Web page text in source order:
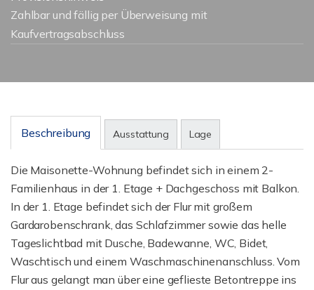
Zahlbar und fällig per Überweisung mit
Kaufvertragsabschluss
Beschreibung Ausstattung Lage
Die Maisonette-Wohnung befindet sich in einem 2-
Familienhaus in der 1. Etage + Dachgeschoss mit Balkon.
In der 1. Etage befindet sich der Flur mit großem
Gardarobenschrank, das Schlafzimmer sowie das helle
Tageslichtbad mit Dusche, Badewanne, WC, Bidet,
Waschtisch und einem Waschmaschinenanschluss. Vom
Flur aus gelangt man über eine geflieste Betontreppe ins